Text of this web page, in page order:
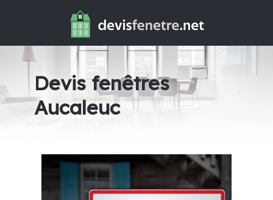
Devis fenêtres
Aucaleuc